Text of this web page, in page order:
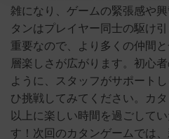
雑になり、ゲームの緊張感や
タンはプレイヤー同士の駆け
重要なので、より多くの仲間
層楽しさが広がります。初心
ように、スタッフがサポート
ひ挑戦してみてください。カ
以上に楽しい時間を過ごして
す！次回のカタンゲームでは